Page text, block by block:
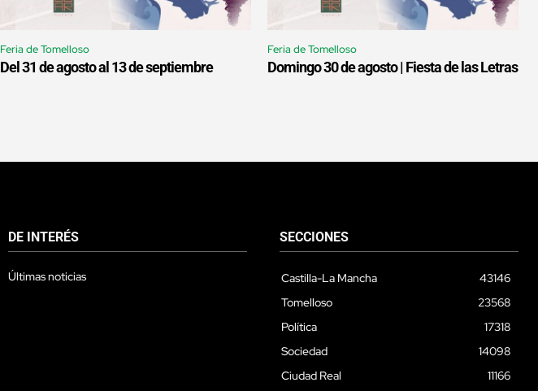
Feria de Tomelloso
Del 31 de agosto al 13 de septiembre
Feria de Tomelloso
Domingo 30 de agosto | Fiesta de las Letras
DE INTERÉS
Últimas noticias
SECCIONES
Castilla-La Mancha
43146
Tomelloso
23568
Política
17318
Sociedad
14098
Ciudad Real
11166